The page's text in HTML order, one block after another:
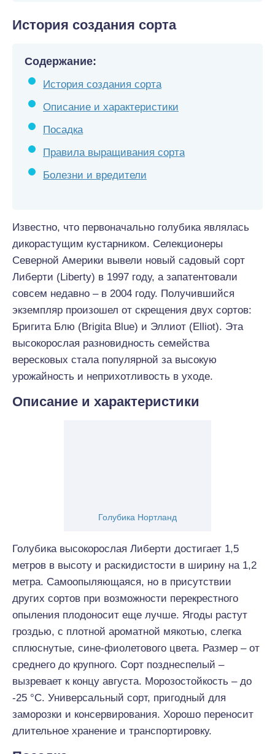
История создания сорта
Содержание:
История создания сорта
Описание и характеристики
Посадка
Правила выращивания сорта
Болезни и вредители
Известно, что первоначально голубика являлась
дикорастущим кустарником. Селекционеры
Северной Америки вывели новый садовый сорт
Либерти (Liberty) в 1997 году, а запатентовали
совсем недавно – в 2004 году. Получившийся
экземпляр произошел от скрещения двух сортов:
Бригита Блю (Brigita Blue) и Эллиот (Elliot). Эта
высокорослая разновидность семейства
вересковых стала популярной за высокую
урожайность и неприхотливость в уходе.
Описание и характеристики
Голубика Нортланд
Голубика высокорослая Либерти достигает 1,5
метров в высоту и раскидистости в ширину на 1,2
метра. Самоопыляющаяся, но в присутствии
других сортов при возможности перекрестного
опыления плодоносит еще лучше. Ягоды растут
гроздью, с плотной ароматной мякотью, слегка
сплюснутые, сине-фиолетового цвета. Размер – от
среднего до крупного. Сорт позднеспелый –
вызревает к концу августа. Морозостойкость – до
-25 °С. Универсальный сорт, пригодный для
заморозки и консервирования. Хорошо переносит
длительное хранение и транспортировку.